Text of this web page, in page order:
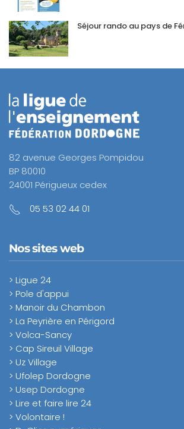
Séjour rando au pays de
82 avenue Georges Pompidou
BP 80010
24001 Périgueux cedex
05 53 02 44 01
Nos sites web
> Ligue 24
> Pole d'appui
> Manoir du Chambon
> La Peyrière en Périgord
> Volca-Sancy
> Cap Sireuil Village
> Uz Village
> Ufolep Dordogne
> Usep Dordogne
> Lire et faire lire 24
> Volontaire !